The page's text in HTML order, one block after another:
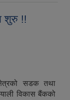
राष्ट्रिय प्रजातन्त्र
शुरु !!
सडक तथा
विकास बैंकको